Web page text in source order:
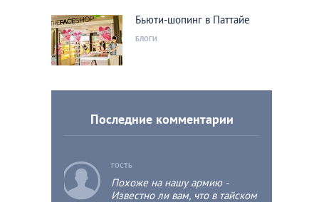
Бьюти-шопинг в Паттайе
БЛОГИ
Последние комментарии
c ГОСТЬ
Похоже на нашу армию -
Известно ли вам, что в тайском